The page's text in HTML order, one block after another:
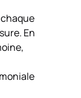
En